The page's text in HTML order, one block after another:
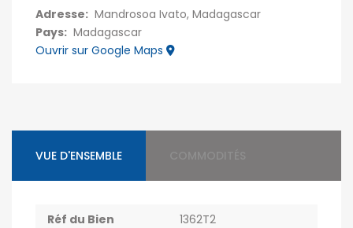
Adresse: Mandrosoa Ivato, Madagascar
Pays: Madagascar
Ouvrir sur Google Maps
VUE D'ENSEMBLE
Réf du Bien 1362T2